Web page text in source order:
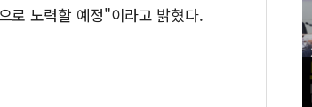
로 노력할 예정"이라고 밝혔다.